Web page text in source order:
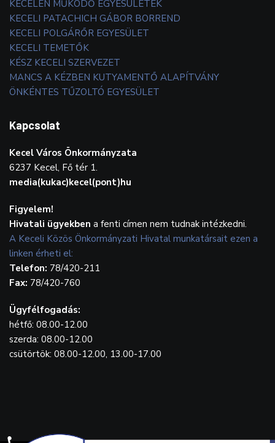
KECELEN MŰKÖDŐ EGYESÜLETEK
KECELI PATACHICH GÁBOR BORREND
KECELI POLGÁRŐR EGYESÜLET
KECELI TEMETŐK
KÉSZ KECELI SZERVEZET
MANCS A KÉZBEN KUTYAMENTŐ ALAPÍTVÁNY
ÖNKÉNTES TŰZOLTÓ EGYESÜLET
Kapcsolat
Kecel Város Önkormányzata
6237 Kecel, Fő tér 1.
media(kukac)kecel(pont)hu
Figyelem!
Hivatali ügyekben a fenti címen nem tudnak intézkedni.
A Keceli Közös Önkormányzati Hivatal munkatársait ezen a
linken érheti el:
Telefon: 78/420-211
Fax: 78/420-760
Ügyfélfogadás:
hétfő: 08.00-12.00
szerda: 08.00-12.00
csütörtök: 08.00-12.00, 13.00-17.00